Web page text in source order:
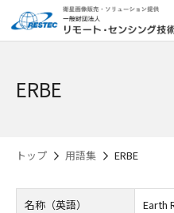
ERBE
トップ 用語集 ERBE
名称（英語） Earth